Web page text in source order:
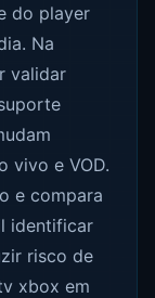
do player
Na
validar
vivo e VOD.
e compara
identificar
risco de
xbox em